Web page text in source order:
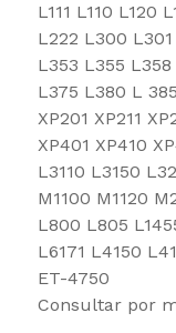
L111 L110 L120
L222 L300
L353 L355
L375 L380 L
XP201 XP211
XP401 XP410
L3110 L3150
M1100 M1120
L800 L805
L6171 L4150
ET-4750
Consultar por